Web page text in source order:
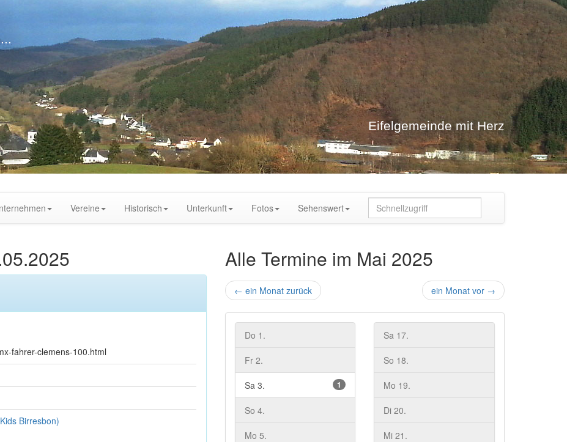
Eifelgemeinde mit Herz
Vereine Historisch Unterkunft Fotos Sehenswert
fahrer-clemens-100.html
Birresbon)
Alle Termine im Mai 2025
← ein Monat zurück ein Monat vor →
Do 1.
Fr 2.
1
Sa 3.
So 4.
Mo 5.
Sa 17.
So 18.
Mo 19.
Di 20.
Mi 21.